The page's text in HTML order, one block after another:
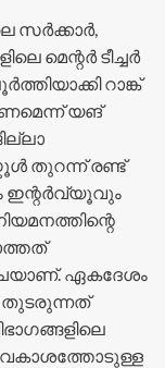
സർക്കാർ,
മെന്റർ ടീച്ചർ
റാങ്ക്
യങ്
തുറന്ന് രണ്ട്
ഇന്റർവ്യൂവും
ഏകദേശം
തുടരുന്നത്